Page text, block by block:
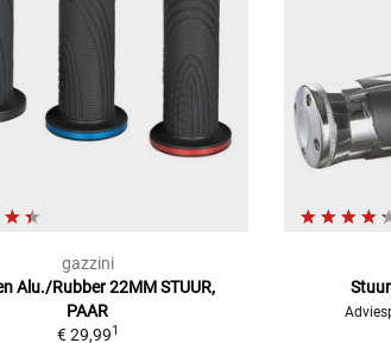
gazzini
Alu./Rubber 22MM STUUR,
PAAR
€ 29,991